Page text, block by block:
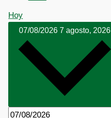
Hoy
07/08/2026 7 agosto, 2026